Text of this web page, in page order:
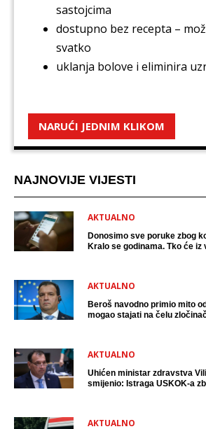
sastojcima
dostupno bez recepta –
svatko
uklanja bolove i eliminira
NARUĆI JEDNIM KLIKOM
NAJNOVIJE VIJESTI
AKTUALNO
Donosimo sve poruke zbog
Kralo se godinama. Tko će
AKTUALNO
Beroš navodno primio mito
mogao stajati na čelu
AKTUALNO
Uhićen ministar zdravstva
smijenio: Istraga USKOK-a
AKTUALNO